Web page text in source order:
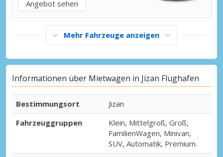
Angebot sehen
Mehr Fahrzeuge anzeigen
Informationen über Mietwagen in Jizan Flughafen
Bestimmungsort
Jizan
Fahrzeuggruppen
Klein, Mittelgroß, Groß,
FamilienWagen, Minivan,
SUV, Automatik, Premium.